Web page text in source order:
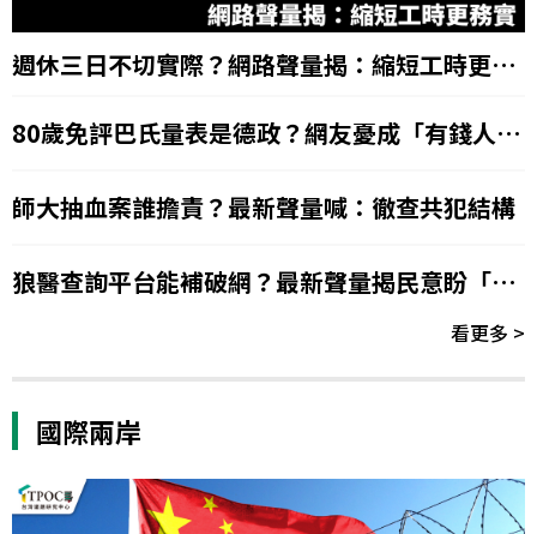
週休三日不切實際？網路聲量揭：縮短工時更務
80歲免評巴氏量表是德政？網友憂成「有錢人的
師大抽血案誰擔責？最新聲量喊：徹查共犯結構
狼醫查詢平台能補破網？最新聲量揭民意盼「撤
看更多 >
國際兩岸